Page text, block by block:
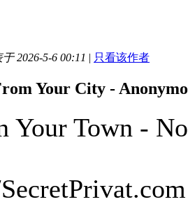
2026-5-6 00:11 | 只看该作者
Your City -
Your Town -